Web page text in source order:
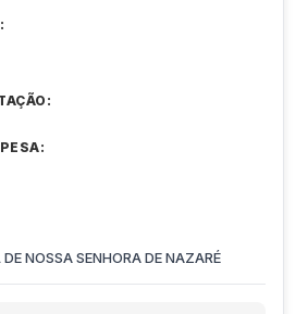
NOSSA SENHORA DE NAZARÉ